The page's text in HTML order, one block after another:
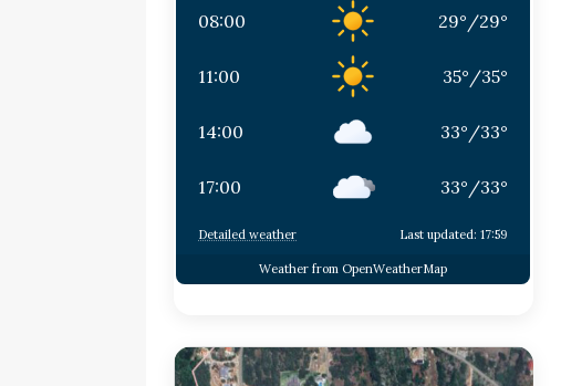
08:00 29° /29°
11:00 35° /35°
14:00 33° /33°
17:00 33° /33°
Detailed weather Last updated: 17:59
Weather from OpenWeatherMap